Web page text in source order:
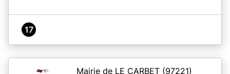
17
Mairie de LE CARBET (97221)